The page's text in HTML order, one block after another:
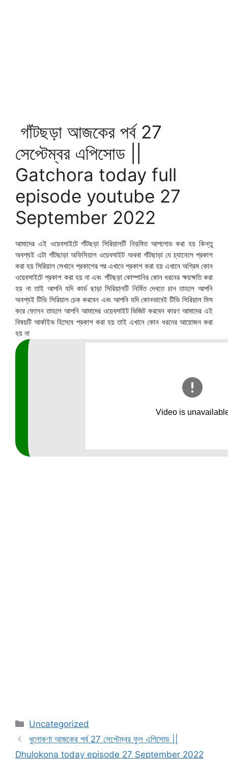
গাঁটছড়া আজকের পর্ব 27
সেপ্টেম্বর এপিসোড ||
Gatchora today full
episode youtube 27
September 2022
আমাদের এই ওয়েবসাইটে গাঁটছড়া সিরিয়ালটি নিয়মিত আপলোড করা হয় কিন্তু
অবশ্যই এটা গাঁটছাড়া অফিসিয়াল ওয়েবসাইট অথবা গাঁটছাড়া যে চ্যানেলে প্রকাশ
করা হয় সিরিয়াল সেখানে প্রকাশের পর এখানে প্রকাশ করা হয় এখানে অগ্রিম কোন
ওয়েবসাইটে প্রকাশ করা হয় না এবং গাঁটছড়া কোম্পানির কোন ধরনের ক্ষয়ক্ষতি করা
হয় না তাই আপনি যদি কার্ড ছাড়া সিরিয়ালটি নির্মিত দেখতে চান তাহলে আপনি
অবশ্যই টিভি সিরিয়াল চেক করবেন এবং আপনি যদি কোনভাবেই টিভি সিরিয়াল মিস
করে ফেলেন তাহলে আপনি আমাদের ওয়েবসাইট ভিজিট করবেন কারণ আমাদের এই
বিষয়টি আর্কাইভ হিসেবে প্রকাশ করা হয় তাই এখানে কোন ধরনের আয়োজন করা
হয় না
Categories
Uncategorized
ধুলোকণা আজকের পর্ব 27 সেপ্টেম্বর ফুল এপিসোড ||
Dhulokona today episode 27 September 2022